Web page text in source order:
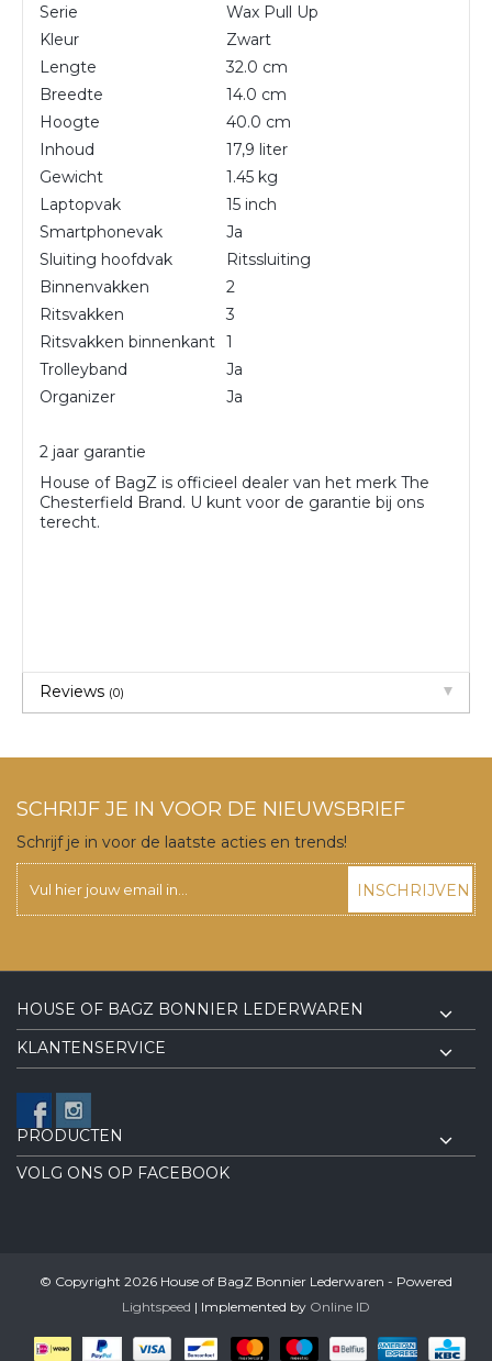
Serie
Wax Pull Up
Kleur
Zwart
Lengte
32.0 cm
Breedte
14.0 cm
Hoogte
40.0 cm
Inhoud
17,9 liter
Gewicht
1.45 kg
Laptopvak
15 inch
Smartphonevak
Ja
Sluiting hoofdvak
Ritssluiting
Binnenvakken
2
Ritsvakken
3
Ritsvakken binnenkant 1
Trolleyband
Ja
Organizer
Ja
2 jaar garantie
House of BagZ is officieel dealer van het merk The
Chesterfield Brand. U kunt voor de garantie bij ons
terecht.
Reviews (0)
SCHRIJF JE IN VOOR DE NIEUWSBRIEF
Schrijf je in voor de laatste acties en trends!
INSCHRIJVEN
HOUSE OF BAGZ BONNIER LEDERWAREN
KLANTENSERVICE
PRODUCTEN
VOLG ONS OP FACEBOOK
© Copyright 2026 House of BagZ Bonnier Lederwaren - Powered
Lightspeed | Implemented by Online ID